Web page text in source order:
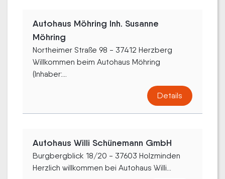
Autohaus Möhring Inh. Susanne
Möhring
Northeimer Straße 98 - 37412 Herzberg
Willkommen beim Autohaus Möhring
(Inhaber:...
Details
Autohaus Willi Schünemann GmbH
Burgbergblick 18/20 - 37603 Holzminden
Herzlich willkommen bei Autohaus Willi...